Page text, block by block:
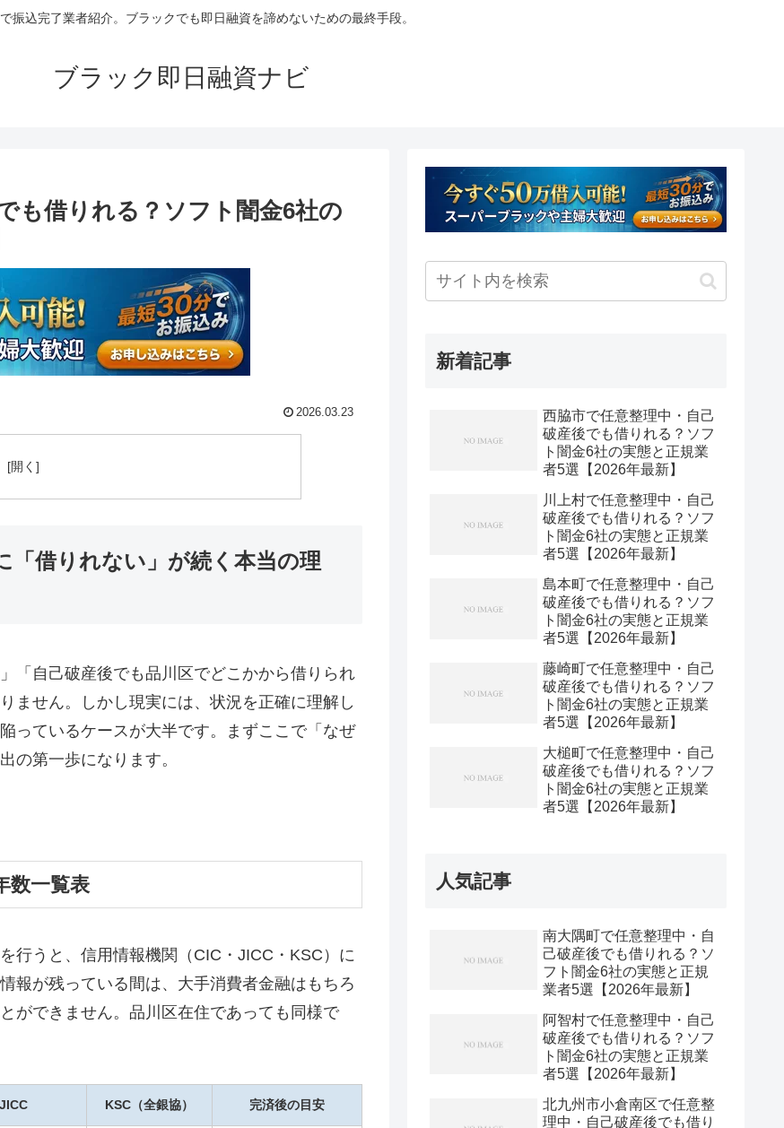
振込完了業者紹介。ブラックでも即日融資を諦めないための最終手段。
ブラック即日融資ナビ
も借りれる？ソフト闇金6社の
2026.03.23
「借りれない」が続く本当の理
「自己破産後でも品川区でどこかから借りられ
せん。しかし現実には、状況を正確に理解し
っているケースが大半です。まずここで「なぜ
の第一歩になります。
数一覧表
行うと、信用情報機関（CIC・JICC・KSC）に
報が残っている間は、大手消費者金融はもちろ
ができません。品川区在住であっても同様で
JICC KSC（全銀協） 完済後の目安
新着記事
西脇市で任意整理中・自己
破産後でも借りれる？ソフ
ト闇金6社の実態と正規業
者5選【2026年最新】
川上村で任意整理中・自己
破産後でも借りれる？ソフ
ト闇金6社の実態と正規業
者5選【2026年最新】
島本町で任意整理中・自己
破産後でも借りれる？ソフ
ト闇金6社の実態と正規業
者5選【2026年最新】
藤崎町で任意整理中・自己
破産後でも借りれる？ソフ
ト闇金6社の実態と正規業
者5選【2026年最新】
大槌町で任意整理中・自己
破産後でも借りれる？ソフ
ト闇金6社の実態と正規業
者5選【2026年最新】
人気記事
南大隅町で任意整理中・自
己破産後でも借りれる？ソ
フト闇金6社の実態と正規
業者5選【2026年最新】
阿智村で任意整理中・自己
破産後でも借りれる？ソフ
ト闇金6社の実態と正規業
者5選【2026年最新】
北九州市小倉南区で任意整
理中・自己破産後でも借り